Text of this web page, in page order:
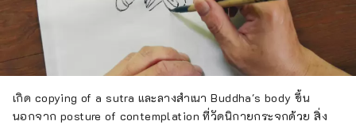
เกิด copying of a sutra และลางสำเนา Buddha's body ขึ้น
นอกจาก posture of contemplation ที่วัดนิกายกระจกด้วย สิ่ง